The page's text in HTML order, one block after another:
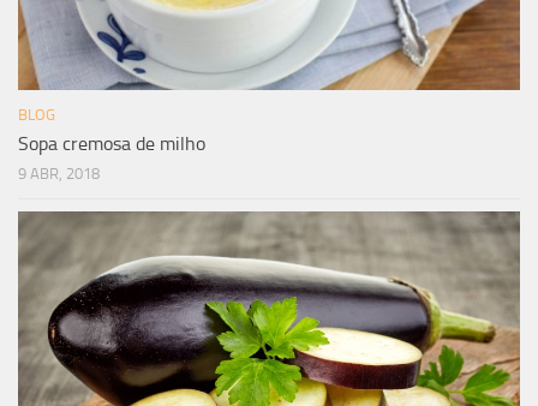
BLOG
Sopa cremosa de milho
9 ABR, 2018